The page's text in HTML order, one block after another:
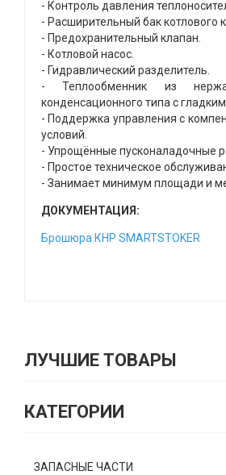
- Контроль давления
- Расширительный бак котлового
- Предохранительный клапан.
- Котловой насос.
- Гидравлический разделитель.
- Теплообменник из
конденсационного типа с
- Поддержка управления с
условий.
- Упрощённые пусконаладочные
- Простое техническое
- Занимает минимум площади и
ДОКУМЕНТАЦИЯ:
Брошюра КНР SMARTSTOKER
ЛУЧШИЕ ТОВАРЫ
КАТЕГОРИИ
ЗАПАСНЫЕ ЧАСТИ